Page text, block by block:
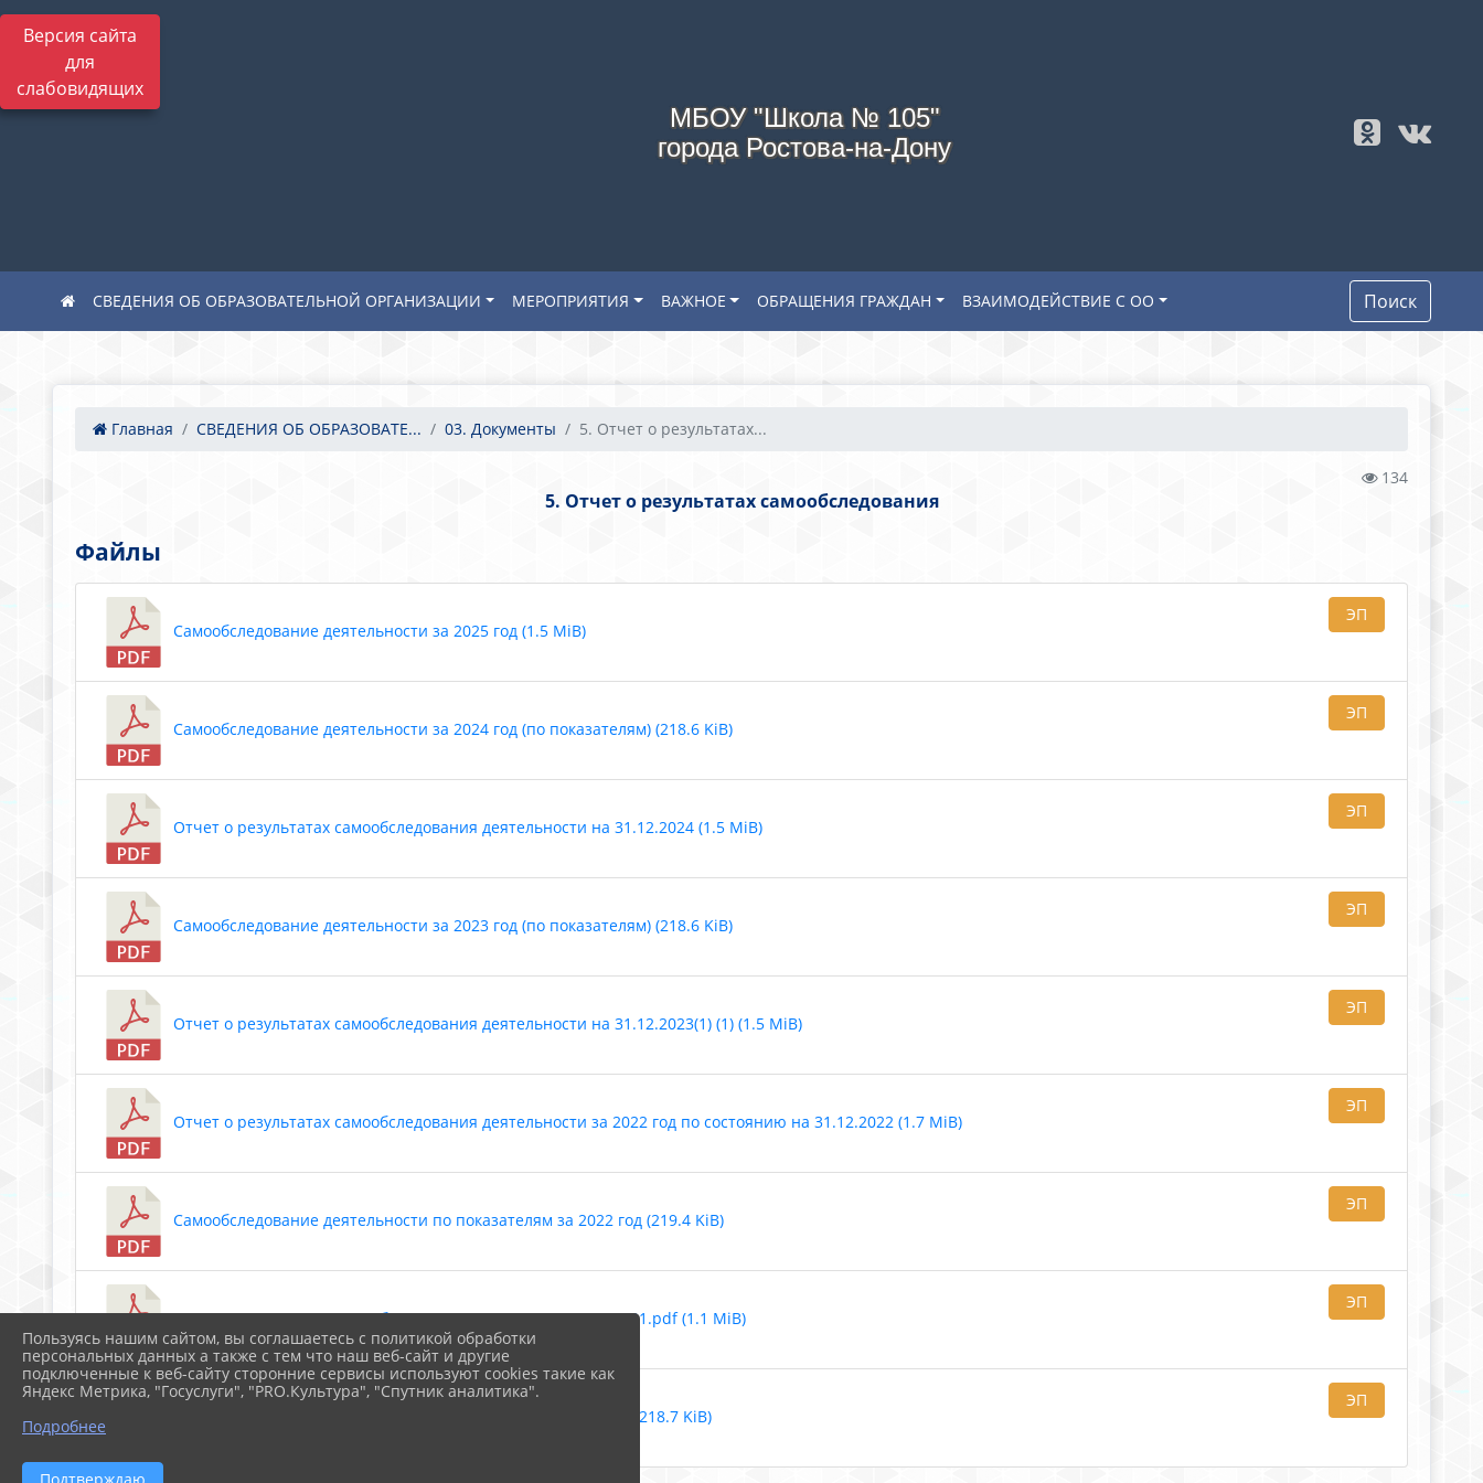
Версия сайта
для
слабовидящих
МБОУ "Школа № 105"
города Ростова-на-Дону
СВЕДЕНИЯ ОБ ОБРАЗОВАТЕЛЬНОЙ ОРГАНИЗАЦИИ МЕРОПРИЯТИЯ ВАЖНОЕ ОБРАЩЕНИЯ ГРАЖДАН ВЗАИМОДЕЙСТВИЕ С ОО Поиск
Главная СВЕДЕНИЯ ОБ ОБРАЗОВАТЕ... 03. Документы 5. Отчет о результатах...
134
5. Отчет о результатах самообследования
Файлы
Самообследование деятельности за 2025 год (1.5 MiB)
ЭП
Самообследование деятельности за 2024 год (по показателям) (218.6 KiB)
ЭП
Отчет о результатах самообследования деятельности на 31.12.2024 (1.5 MiB)
ЭП
Самообследование деятельности за 2023 год (по показателям) (218.6 KiB)
ЭП
Отчет о результатах самообследования деятельности на 31.12.2023(1) (1) (1.5 MiB)
ЭП
Отчет о результатах самообследования деятельности за 2022 год по состоянию на 31.12.2022 (1.7 MiB)
ЭП
Самообследование деятельности по показателям за 2022 год (219.4 KiB)
ЭП
Отчет о результатах самообследования деятельности за 2021.pdf (1.1 MiB)
ЭП
Самообследование деятельности за 2021 по критериям.pdf (218.7 KiB)
ЭП
Пользуясь нашим сайтом, вы соглашаетесь с политикой обработки
персональных данных а также с тем что наш веб-сайт и другие
подключенные к веб-сайту сторонние сервисы используют cookies такие как
Яндекс Метрика, "Госуслуги", "PRO.Культура", "Спутник аналитика".
Подробнее
Подтверждаю